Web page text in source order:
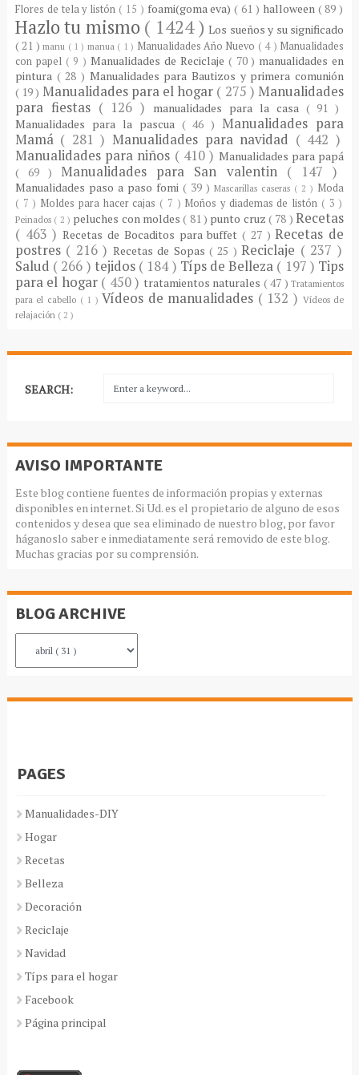
Flores de tela y listón ( 15 ) foami(goma eva)( 61 ) halloween ( 89 )
Hazlo tu mismo ( 1424 )Los sueños y su significado
( 21 )manu ( 1 ) manua ( 1 ) Manualidades Año Nuevo ( 4 ) Manualidades
con papel ( 9 )Manualidades de Reciclaje ( 70 ) manualidades en
pintura ( 28 ) Manualidades para Bautizos y primera comunión
( 19 ) Manualidades para el hogar ( 275 )Manualidades
para fiestas ( 126 ) manualidades para la casa ( 91 )
Manualidades para la pascua ( 46 )Manualidades para
Mamá ( 281 ) Manualidades para navidad ( 442 )
Manualidades para niños ( 410 ) Manualidades para papá
( 69 )Manualidades para San valentin ( 147 )
Manualidades paso a paso fomi ( 39 )Mascarillas caseras ( 2 ) Moda
( 7 ) Moldes para hacer cajas ( 7 ) Moños y diademas de listón ( 3 )
Peinados ( 2 ) peluches con moldes( 81 ) punto cruz( 78 )Recetas
( 463 )Recetas de Bocaditos para buffet( 27 )Recetas de
postres ( 216 ) Recetas de Sopas( 25 )Reciclaje ( 237 )
Salud ( 266 ) tejidos ( 184 ) Típs de Belleza ( 197 ) Tips
para el hogar ( 450 ) tratamientos naturales ( 47 )Tratamientos
para el cabello ( 1 ) Vídeos de manualidades ( 132 ) Vídeos de
relajación ( 2 )
SEARCH:
AVISO IMPORTANTE
Este blog contiene fuentes de información propias y externas
disponibles en internet. Si Ud. es el propietario de alguno de esos
contenidos y desea que sea eliminado de nuestro blog, por favor
háganoslo saber e inmediatamente será removido de este blog.
Muchas gracias por su comprensión.
BLOG ARCHIVE
PAGES
Manualidades-DIY
Hogar
Recetas
Belleza
Decoración
Reciclaje
Navidad
Típs para el hogar
Facebook
Página principal